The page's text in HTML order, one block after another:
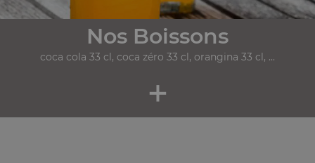
Nos Boissons
coca cola 33 cl, coca zéro 33 cl, orangina 33 cl, ...
+